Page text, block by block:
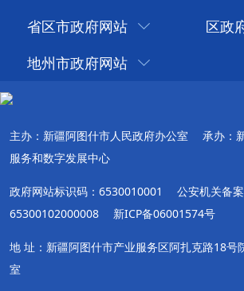
省区市政府网站
区政
地州市政府网站
主办：新疆阿图什市人民政府办公室
承办：
服务和数字发展中心
政府网站标识码：6530010001
公安机关备案
65300102000008
新ICP备06001574号
地 址：新疆阿图什市产业服务区阿扎克路18号
室